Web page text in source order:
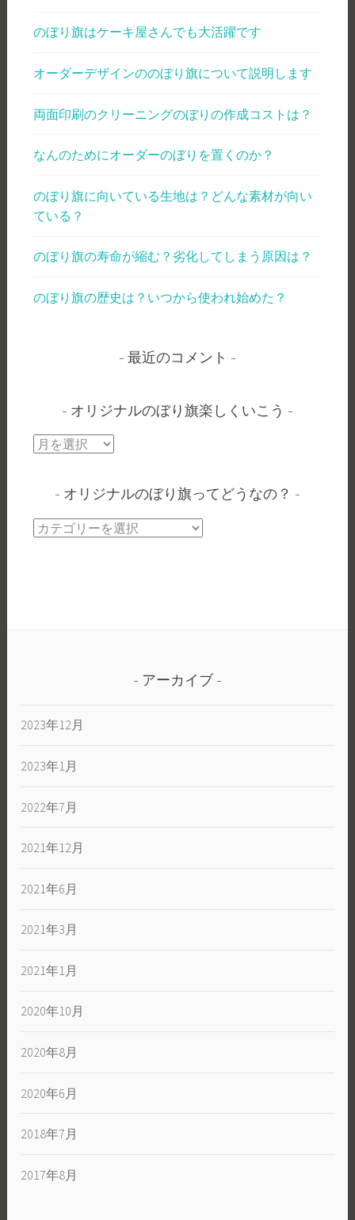
のぼり旗はケーキ屋さんでも大活躍です
オーダーデザインののぼり旗について説明します
両面印刷のクリーニングのぼりの作成コストは？
なんのためにオーダーのぼりを置くのか？
のぼり旗に向いている生地は？どんな素材が向い
ている？
のぼり旗の寿命が縮む？劣化してしまう原因は？
のぼり旗の歴史は？いつから使われ始めた？
最近のコメント
オリジナルのぼり旗楽しくいこう
オ
ル
の
う
オリジナルのぼり旗ってどうなの？
オ
て
う
の？
アーカイブ
2023年12月
2023年1月
2022年7月
2021年12月
2021年6月
2021年3月
2021年1月
2020年10月
2020年8月
2020年6月
2018年7月
2017年8月